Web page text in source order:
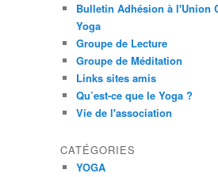
Bulletin Adhésion à l'Union
Yoga
Groupe de Lecture
Groupe de Méditation
Links sites amis
Qu’est-ce que le Yoga ?
Vie de l'association
CATÉGORIES
YOGA